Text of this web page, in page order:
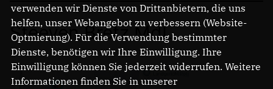
Steeven Bretz MdL
verwenden wir Dienste von Drittanbietern, die uns
helfen, unser Webangebot zu verbessern (Website-
Optmierung). Für die Verwendung bestimmter
Dienste, benötigen wir Ihre Einwilligung. Ihre
Einwilligung können Sie jederzeit widerrufen. Weitere
Informationen finden Sie in unserer